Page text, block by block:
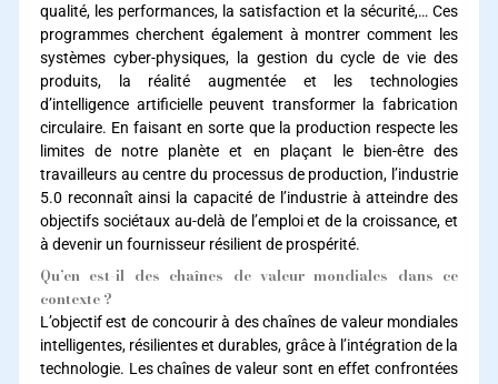
qualité, les performances, la satisfaction et la sécurité,… Ces
programmes cherchent également à montrer comment les
systèmes cyber-physiques, la gestion du cycle de vie des
produits, la réalité augmentée et les technologies
d’intelligence artificielle peuvent transformer la fabrication
circulaire. En faisant en sorte que la production respecte les
limites de notre planète et en plaçant le bien-être des
travailleurs au centre du processus de production, l’industrie
5.0 reconnaît ainsi la capacité de l’industrie à atteindre des
objectifs sociétaux au-delà de l’emploi et de la croissance, et
à devenir un fournisseur résilient de prospérité.
Qu’en est-il des chaînes de valeur mondiales dans ce
contexte ?
L’objectif est de concourir à des chaînes de valeur mondiales
intelligentes, résilientes et durables, grâce à l’intégration de la
technologie. Les chaînes de valeur sont en effet confrontées